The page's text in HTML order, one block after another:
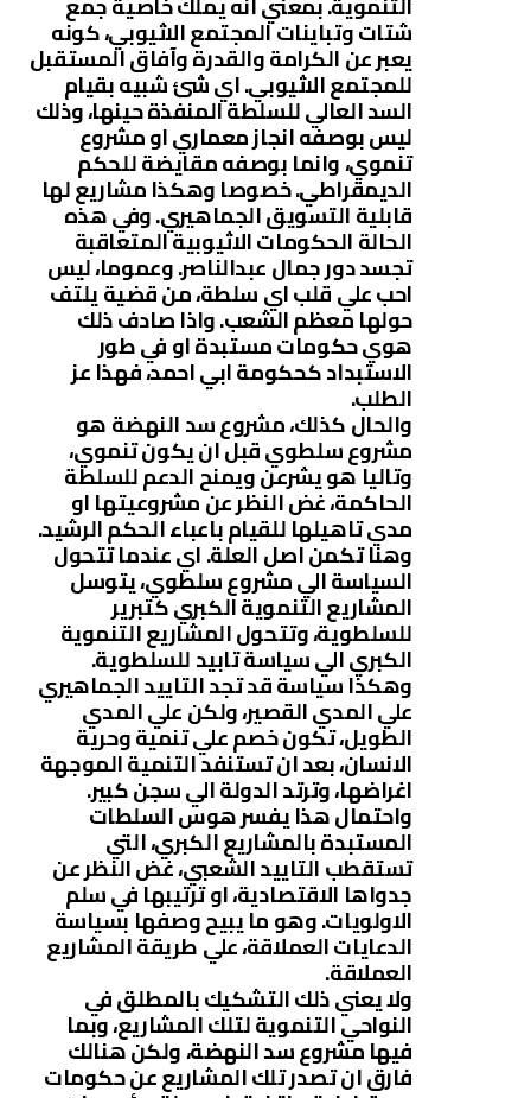
شتات وتباينات المجتمع الاثيوبي، كونه
يعبر عن الكرامة والقدرة وآفاق المستقبل
للمجتمع الاثيوبي. اي شئ شبيه بقيام
السد العالي للسلطة المنفذة حينها، وذلك
ليس بوصفه انجاز معماري او مشروع
تنموي، وانما بوصفه مقايضة للحكم
الديمقراطي. خصوصا وهكذا مشاريع لها
قابلية التسويق الجماهيري. وفي هذه
الحالة الحكومات الاثيوبية المتعاقبة
تجسد دور جمال عبدالناصر. وعموما، ليس
احب علي قلب اي سلطة، من قضية يلتف
حولها معظم الشعب. واذا صادف ذلك
هوي حكومات مستبدة او في طور
الاستبداد كحكومة ابي احمد، فهذا عز
الطلب.
والحال كذلك، مشروع سد النهضة هو
مشروع سلطوي قبل ان يكون تنموي،
وتاليا هو يشرعن ويمنح الدعم للسلطة
الحاكمة، غض النظر عن مشروعيتها او
مدي تاهيلها للقيام باعباء الحكم الرشيد.
وهنا تكمن اصل العلة. اي عندما تتحول
السياسة الي مشروع سلطوي، يتوسل
المشاريع التنموية الكبري كتبرير
للسلطوية، وتتحول المشاريع التنموية
الكبري الي سياسة تابيد للسلطوية.
وهكذا سياسة قد تجد التاييد الجماهيري
علي المدي القصير، ولكن علي المدي
الطويل، تكون خصم علي تنمية وحرية
الانسان، بعد ان تستنفد التنمية الموجهة
اغراضها، وترتد الدولة الي سجن كبير.
واحتمال هذا يفسر هوس السلطات
المستبدة بالمشاريع الكبري، التي
تستقطب التاييد الشعبي، غض النظر عن
جدواها الاقتصادية، او ترتيبها في سلم
الاولويات. وهو ما يبيح وصفها بسياسة
الدعايات العملاقة، علي طريقة المشاريع
العملاقة.
ولا يعني ذلك التشكيك بالمطلق في
النواحي التنموية لتلك المشاريع، وبما
فيها مشروع سد النهضة، ولكن هنالك
فارق ان تصدر تلك المشاريع عن حكومات